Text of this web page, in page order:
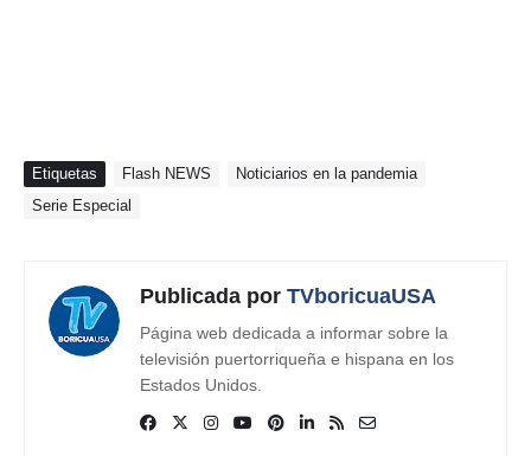
Etiquetas Flash NEWS
Noticiarios en la pandemia
Serie Especial
Publicada por TVboricuaUSA
Página web dedicada a informar sobre la
televisión puertorriqueña e hispana en los
Estados Unidos.